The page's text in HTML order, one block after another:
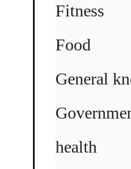
Fitness
Food
General
health